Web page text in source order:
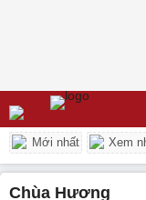
Mới nhất Xem
chùa Hương